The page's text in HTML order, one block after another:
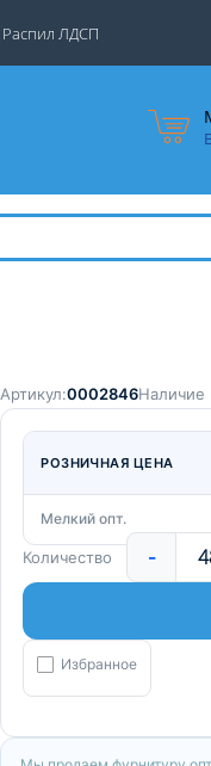
Распил ЛДСП
Артикул:0002846Наличие
РОЗНИЧНАЯ ЦЕНА
Мелкий опт.
Количество -
Избранное